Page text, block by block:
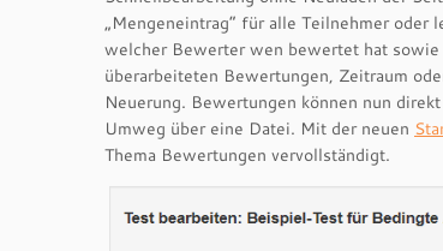
„Mengeneintrag“ für alle Teilnehmer
welcher Bewerter wen bewertet hat
überarbeiteten Bewertungen, Zeitraum
Neuerung. Bewertungen können nun
Umweg über eine Datei. Mit der neuen
Thema Bewertungen vervollständigt.